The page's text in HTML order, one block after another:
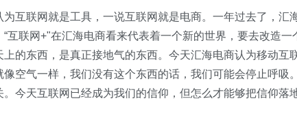
为互联网就是工具，一说互联网就是电商。一年过去了，汇
互联网+"在汇海电商看来代表着一个新的世界，要去改造一
上的东西，是真正接地气的东西。今天汇海电商认为移动互
像空气一样，我们没有这个东西的话，我们可能会停止呼吸
。今天互联网已经成为我们的信仰，但怎么才能够把信仰落